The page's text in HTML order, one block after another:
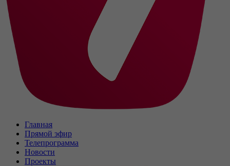
Главная
Прямой эфир
Телепрограмма
Новости
Проекты